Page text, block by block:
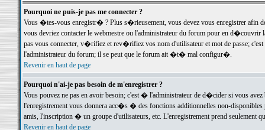
Pourquoi ne puis-je pas me connecter ?
Vous �tes-vous enregistr� ? Plus s�rieusement, vous devez vous enregistrer
vous devriez contacter le webmestre ou l'administrateur du forum pour en
pas vous connecter, v�rifiez et rev�rifiez vos nom d'utilisateur et mot de passe;
l'administrateur du forum; il se peut que le forum ait �t� mal configur�.
Revenir en haut de page
Pourquoi n'ai-je pas besoin de m'enregistrer ?
Vous pouvez ne pas en avoir besoin; c'est � l'administrateur de d�cider si vous
l'enregistrement vous donnera acc�s � des fonctions additionnelles non-
amis, l'inscription � un groupe d'utilisateurs, etc. L'enregistrement prend seulement
Revenir en haut de page